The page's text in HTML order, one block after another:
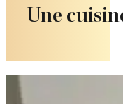
Une